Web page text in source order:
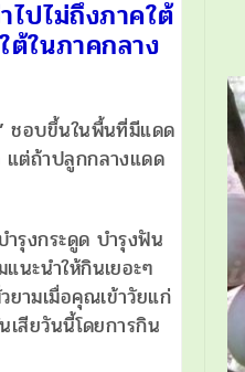
ไปไม่ถึงภาคใต้
ต้ในภาคกลาง
ชอบขึ้นในพื้นที่มีแดด
แต่ถ้าปลูกกลางแดด
รุงกระดูด บำรุงฟัน
นะนำให้กินเยอะๆ
ยามเมื่อคุณเข้าวัยแก่
เสียวันนี้โดยการกิน